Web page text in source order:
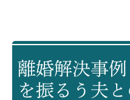
離婚解決事
を振るう夫